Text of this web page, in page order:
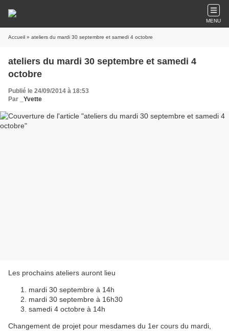
MENU
Accueil » ateliers du mardi 30 septembre et samedi 4 octobre
ateliers du mardi 30 septembre et samedi 4
octobre
Publié le 24/09/2014 à 18:53
Par
_Yvette
Les prochains ateliers auront lieu
mardi 30 septembre à 14h
mardi 30 septembre à 16h30
samedi 4 octobre à 14h
Changement de projet pour mesdames du 1er cours du mardi,